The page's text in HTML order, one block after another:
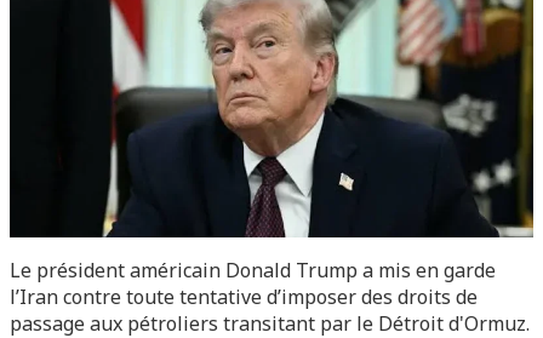
Le président américain Donald Trump a mis en garde
l’Iran contre toute tentative d’imposer des droits de
passage aux pétroliers transitant par le Détroit d'Ormuz.